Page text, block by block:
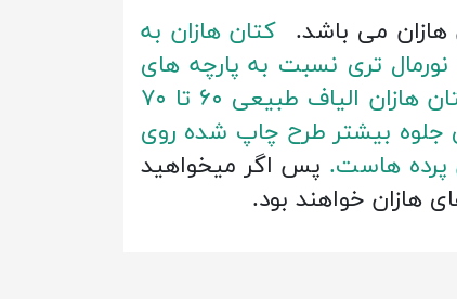
کتان هازان به
تری نسبت به پارچه های
دیگر موجود در بازار است نور مناسب و به اندازه را به اتاق وارد می کند. در بافت پرده کتان هازان الیاف طبیعی ۶۰ تا ۷۰
جلوه بیشتر طرح چاپ شده روی
پرده هاست. پس اگر میخواهید
هازان خواهند بود.